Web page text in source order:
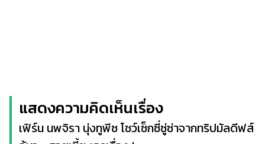
แสดงความคิดเห็นเรื่อง
เฟิร์น นพจิรา นุ่งทูพีซ โชว์เซ็กซี่ซู่ซ่าจากทริปมัลดีฟส์